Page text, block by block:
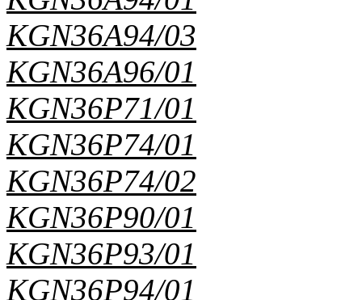
KGN36A94/03
KGN36A96/01
KGN36P71/01
KGN36P74/01
KGN36P74/02
KGN36P90/01
KGN36P93/01
KGN36P94/01